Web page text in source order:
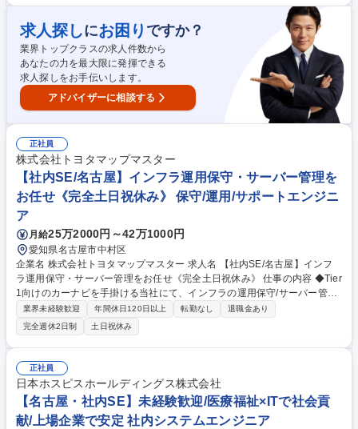
打鋲を行い精密な組立を実現■電気部品関連の作業:電子機器や配線の取り
外し･取り付けを行い機体の機能を確保■装備品関連の作業:各種装備品や
配管類の取り外し･取り付けを行い機体を作る■塗装作業:耐久性を考慮し
た塗装を行う■作動点検:機能性能確認のための点検作業を通じて、安全性
も確保します。 募集職種 ■【愛知/技能職/第二新卒歓迎】防衛航空機の部
品製造･組立･艤装･機能点検
求人探しにお困り ですか？
業界トップクラスの求人件数から
あなたの力を最大限に発揮できる
求人探しをお手伝いします。
アドバイザーに相談する
正社員
株式会社トヨタマップマスター
【社内SE/名古屋】インフラ運用保守・サーバー管理を
お任せ《完全土日祝休み》 保守/運用/サポートエンジニ
ア
月給25万2000円～42万1000円
愛知県名古屋市中村区
企業名 株式会社トヨタマップマスター 求人名 【社内SE/名古屋】インフ
ラ運用保守・サーバー管理をお任せ《完全土日祝休み》 仕事の内容 ◆Tier
1向けのカーナビを手掛ける当社にて、インフラの運用保守/サーバー管理/
ヘルプデスク業務をお任せします。◎ご経験が浅くても、ベテラン社員が
丁寧に教育いたします。 【業務詳細】■サーバー/クライアントなどの運用
保守管理、ヘルプデスク業務をお任せします。その他、何年かに一度のサ
ーバーのリプレイスやネットワーク機器の増強などの準備も一緒に行って
いただきます。 サーバーなどの運用は各社異なることから、インフラ周り
の基礎知識や強い興味があれば問題ありません。■将来的には時代に即し
たソリューションの選定などを積極的に行っていただくことを期待してい
ます！ 募集職種 【社内SE/名古屋】インフラ運用保守・サーバー管理をお
任せ《完全土日祝休み》
業界未経験歓迎 年間休日120日以上 転勤なし
退職金あり
完全週休2日制
土日祝休み
正社員
日本ホスピスホールディングス株式会社
【名古屋・社内SE】未経験歓迎/医療福祉×ITで社会貢
献/上場企業で安定 社内システムエンジニア